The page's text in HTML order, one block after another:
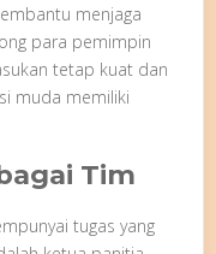
menjaga
para pemimpin
tetap kuat dan
muda memiliki
Tim
tugas yang